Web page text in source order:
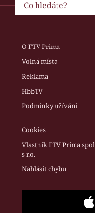
O FTV Prima
Volná místa
Reklama
HbbTV
Podmínky užívání
Cookies
Vlastník FTV Prima
s r.o.
Nahlásit chybu